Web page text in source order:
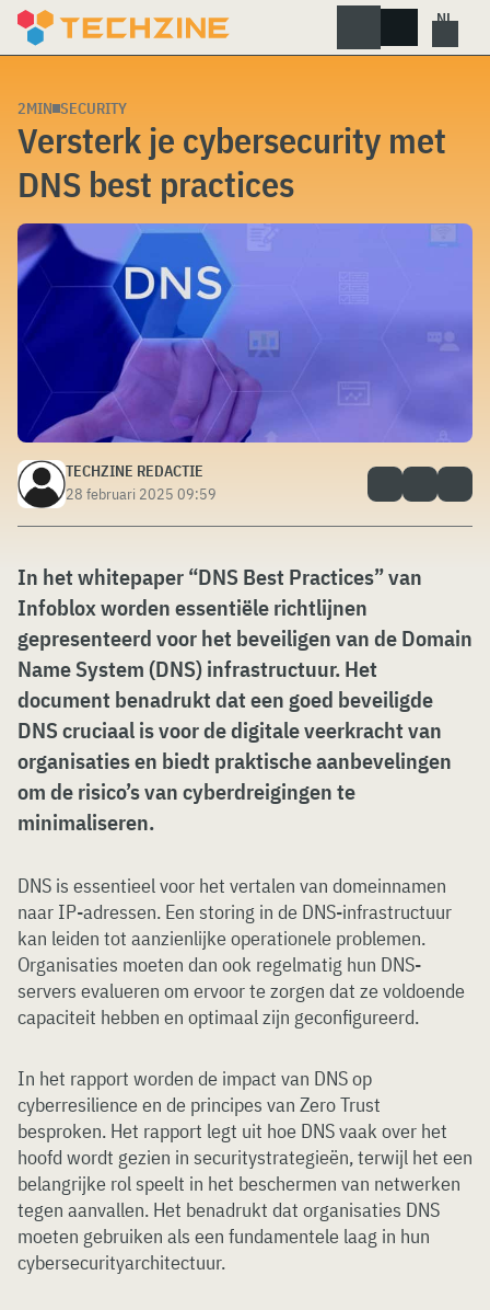
Skip
2MIN SECURITY
Versterk je cybersecurity met
DNS best practices
TECHZINE REDACTIE
28 februari 2025 09:59
In het whitepaper “DNS Best Practices” van
Infoblox worden essentiële richtlijnen
gepresenteerd voor het beveiligen van de Domain
Name System (DNS) infrastructuur. Het
document benadrukt dat een goed beveiligde
DNS cruciaal is voor de digitale veerkracht van
organisaties en biedt praktische aanbevelingen
om de risico’s van cyberdreigingen te
minimaliseren.
DNS is essentieel voor het vertalen van domeinnamen
naar IP-adressen. Een storing in de DNS-infrastructuur
kan leiden tot aanzienlijke operationele problemen.
Organisaties moeten dan ook regelmatig hun DNS-
servers evalueren om ervoor te zorgen dat ze voldoende
capaciteit hebben en optimaal zijn geconfigureerd.
In het rapport worden de impact van DNS op
cyberresilience en de principes van Zero Trust
besproken. Het rapport legt uit hoe DNS vaak over het
hoofd wordt gezien in securitystrategieën, terwijl het een
belangrijke rol speelt in het beschermen van netwerken
tegen aanvallen. Het benadrukt dat organisaties DNS
moeten gebruiken als een fundamentele laag in hun
cybersecurityarchitectuur.